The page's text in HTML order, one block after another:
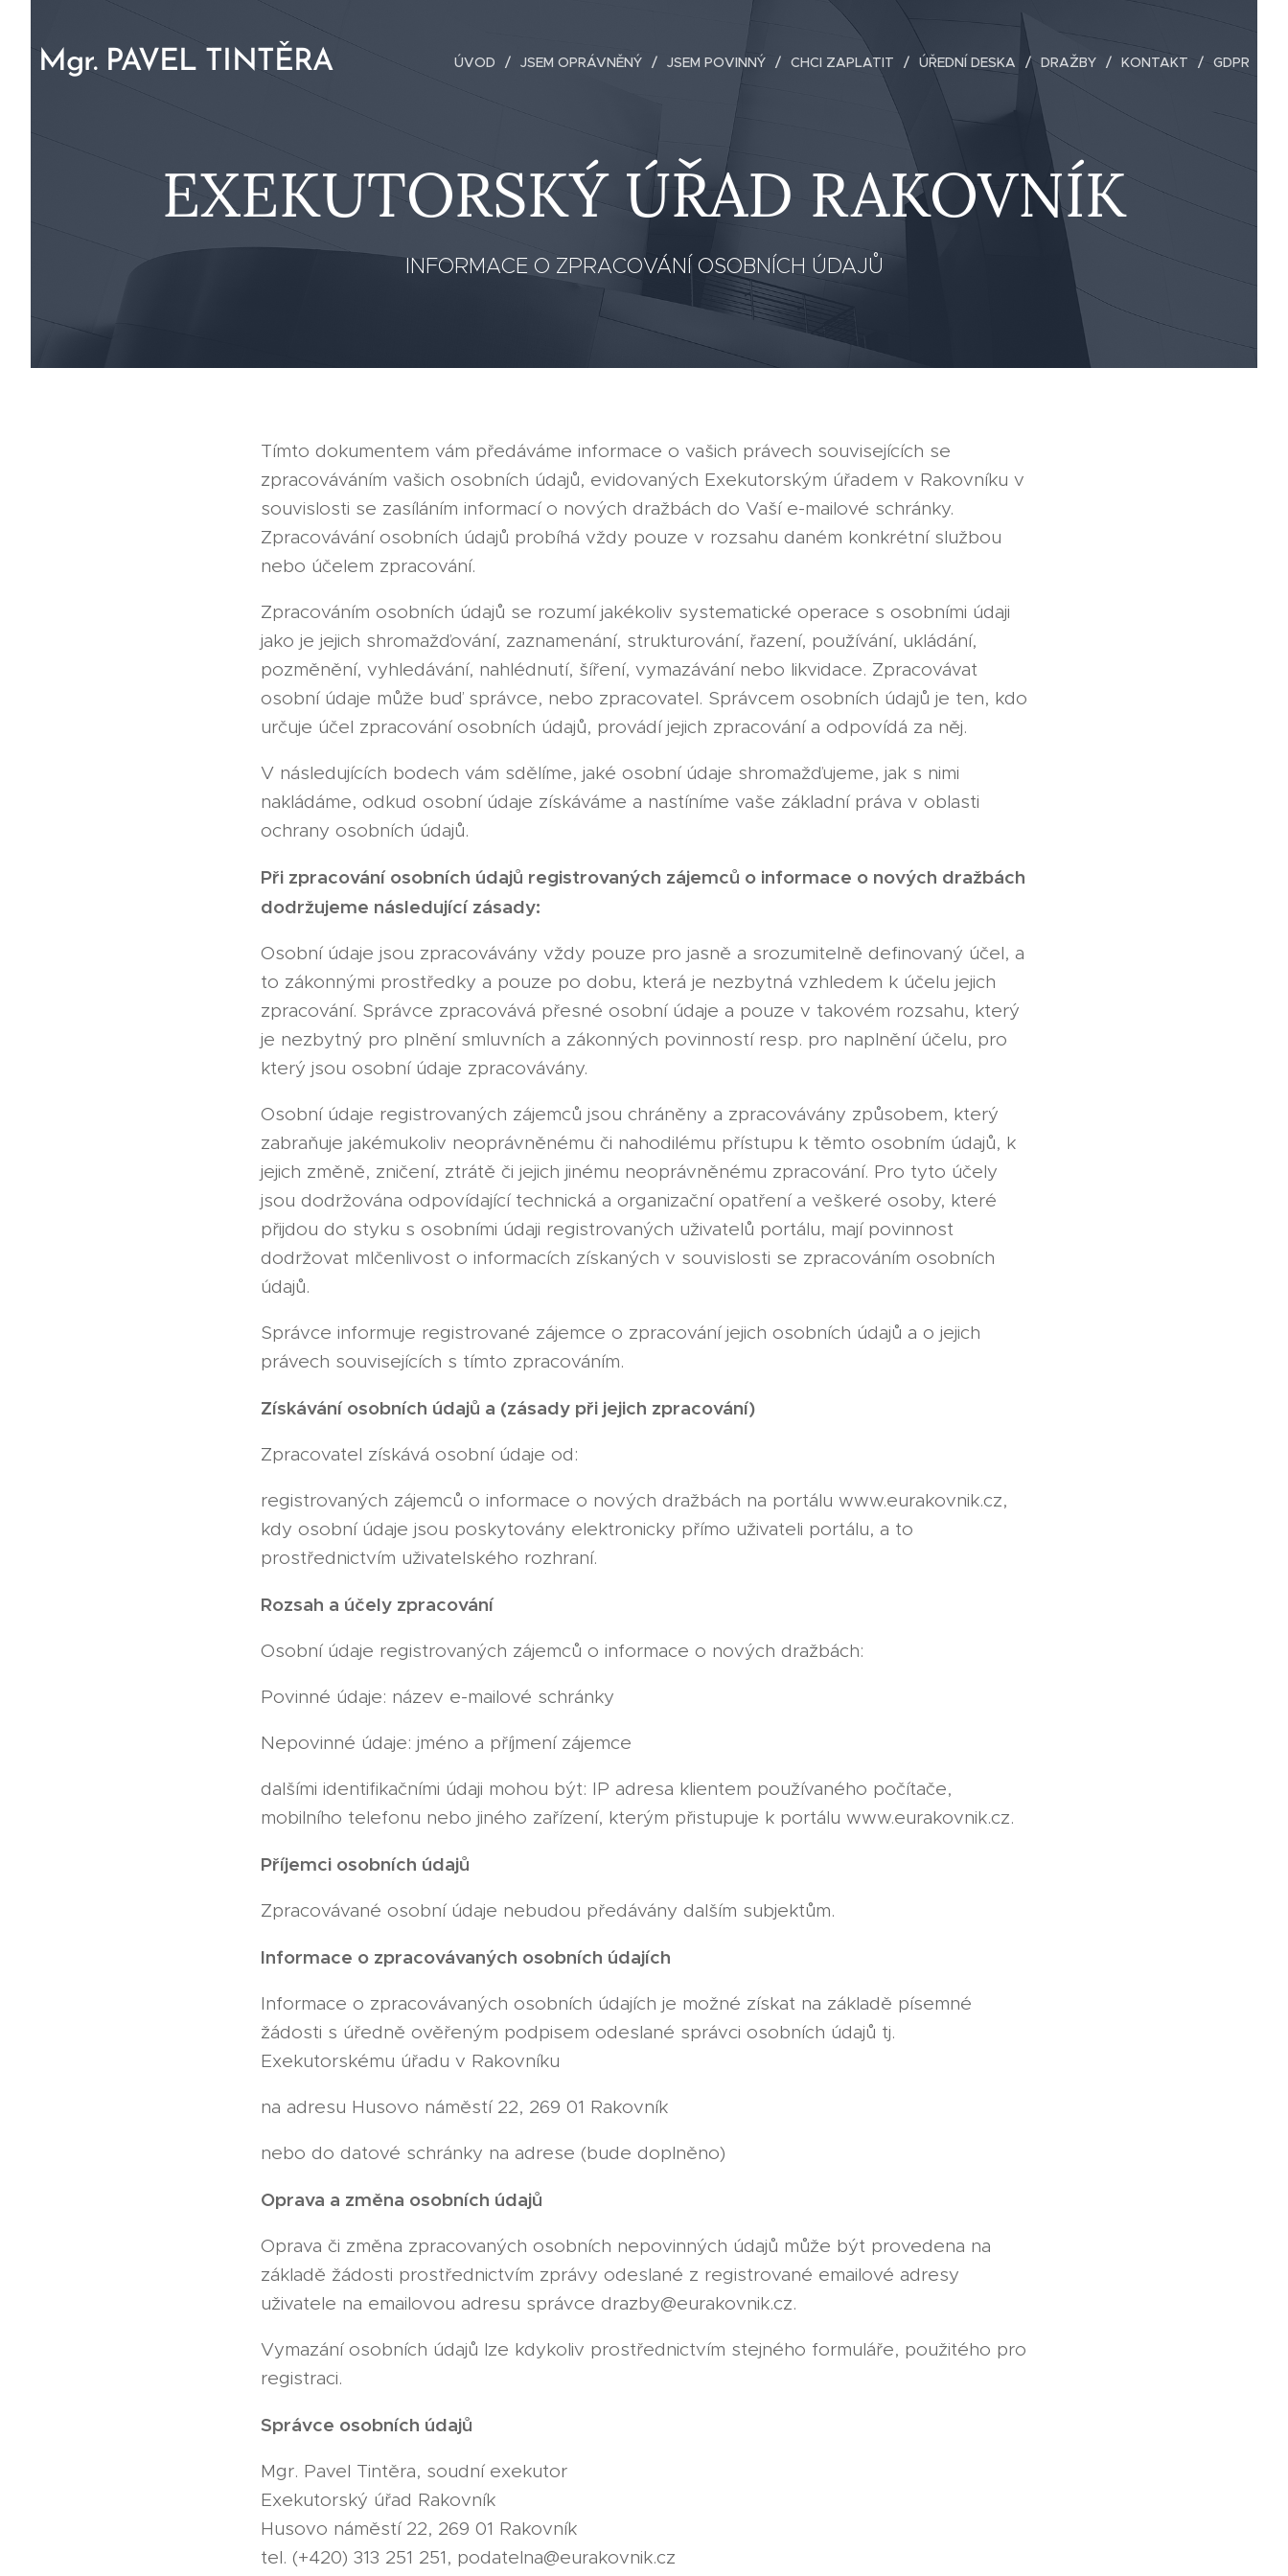
Mgr. PAVEL TINTĚRA ÚVOD JSEM OPRÁVNĚNÝ JSEM POVINNÝ CHCI ZAPLATIT ÚŘEDNÍ DESKA DRAŽBY KONTAKT GDPR
EXEKUTORSKÝ ÚŘAD RAKOVNÍK
INFORMACE O ZPRACOVÁNÍ OSOBNÍCH ÚDAJŮ
Tímto dokumentem vám předáváme informace o vašich právech souvisejících se
zpracováváním vašich osobních údajů, evidovaných Exekutorským úřadem v Rakovníku v
souvislosti se zasíláním informací o nových dražbách do Vaší e-mailové schránky.
Zpracovávání osobních údajů probíhá vždy pouze v rozsahu daném konkrétní službou
nebo účelem zpracování.
Zpracováním osobních údajů se rozumí jakékoliv systematické operace s osobními údaji
jako je jejich shromažďování, zaznamenání, strukturování, řazení, používání, ukládání,
pozměnění, vyhledávání, nahlédnutí, šíření, vymazávání nebo likvidace. Zpracovávat
osobní údaje může buď správce, nebo zpracovatel. Správcem osobních údajů je ten, kdo
určuje účel zpracování osobních údajů, provádí jejich zpracování a odpovídá za něj.
V následujících bodech vám sdělíme, jaké osobní údaje shromažďujeme, jak s nimi
nakládáme, odkud osobní údaje získáváme a nastíníme vaše základní práva v oblasti
ochrany osobních údajů.
Při zpracování osobních údajů registrovaných zájemců o informace o nových dražbách
dodržujeme následující zásady:
Osobní údaje jsou zpracovávány vždy pouze pro jasně a srozumitelně definovaný účel, a
to zákonnými prostředky a pouze po dobu, která je nezbytná vzhledem k účelu jejich
zpracování. Správce zpracovává přesné osobní údaje a pouze v takovém rozsahu, který
je nezbytný pro plnění smluvních a zákonných povinností resp. pro naplnění účelu, pro
který jsou osobní údaje zpracovávány.
Osobní údaje registrovaných zájemců jsou chráněny a zpracovávány způsobem, který
zabraňuje jakémukoliv neoprávněnému či nahodilému přístupu k těmto osobním údajů, k
jejich změně, zničení, ztrátě či jejich jinému neoprávněnému zpracování. Pro tyto účely
jsou dodržována odpovídající technická a organizační opatření a veškeré osoby, které
přijdou do styku s osobními údaji registrovaných uživatelů portálu, mají povinnost
dodržovat mlčenlivost o informacích získaných v souvislosti se zpracováním osobních
údajů.
Správce informuje registrované zájemce o zpracování jejich osobních údajů a o jejich
právech souvisejících s tímto zpracováním.
Získávání osobních údajů a (zásady při jejich zpracování)
Zpracovatel získává osobní údaje od:
registrovaných zájemců o informace o nových dražbách na portálu www.eurakovnik.cz,
kdy osobní údaje jsou poskytovány elektronicky přímo uživateli portálu, a to
prostřednictvím uživatelského rozhraní.
Rozsah a účely zpracování
Osobní údaje registrovaných zájemců o informace o nových dražbách:
Povinné údaje: název e-mailové schránky
Nepovinné údaje: jméno a příjmení zájemce
dalšími identifikačními údaji mohou být: IP adresa klientem používaného počítače,
mobilního telefonu nebo jiného zařízení, kterým přistupuje k portálu www.eurakovnik.cz.
Příjemci osobních údajů
Zpracovávané osobní údaje nebudou předávány dalším subjektům.
Informace o zpracovávaných osobních údajích
Informace o zpracovávaných osobních údajích je možné získat na základě písemné
žádosti s úředně ověřeným podpisem odeslané správci osobních údajů tj.
Exekutorskému úřadu v Rakovníku
na adresu Husovo náměstí 22, 269 01 Rakovník
nebo do datové schránky na adrese (bude doplněno)
Oprava a změna osobních údajů
Oprava či změna zpracovaných osobních nepovinných údajů může být provedena na
základě žádosti prostřednictvím zprávy odeslané z registrované emailové adresy
uživatele na emailovou adresu správce drazby@eurakovnik.cz.
Vymazání osobních údajů lze kdykoliv prostřednictvím stejného formuláře, použitého pro
registraci.
Správce osobních údajů
Mgr. Pavel Tintěra, soudní exekutor
Exekutorský úřad Rakovník
Husovo náměstí 22, 269 01 Rakovník
tel. (+420) 313 251 251, podatelna@eurakovnik.cz